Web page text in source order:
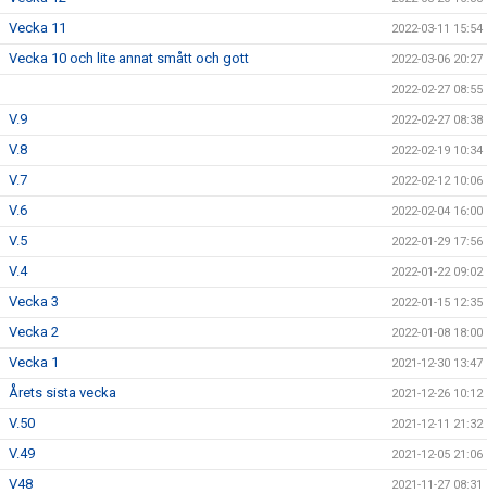
Vecka 11 2022-03-11 15:54
Vecka 10 och lite annat smått och gott 2022-03-06 20:27
2022-02-27 08:55
V.9 2022-02-27 08:38
V.8 2022-02-19 10:34
V.7 2022-02-12 10:06
V.6 2022-02-04 16:00
V.5 2022-01-29 17:56
V.4 2022-01-22 09:02
Vecka 3 2022-01-15 12:35
Vecka 2 2022-01-08 18:00
Vecka 1 2021-12-30 13:47
Årets sista vecka 2021-12-26 10:12
V.50 2021-12-11 21:32
V.49 2021-12-05 21:06
V48 2021-11-27 08:31